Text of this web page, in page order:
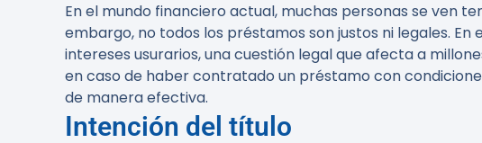
En el mundo financiero actual, muchas personas se ven
embargo, no todos los préstamos son justos ni legales.
intereses usurarios, una cuestión legal que afecta a
en caso de haber contratado un préstamo con
de manera efectiva.
Intención del título